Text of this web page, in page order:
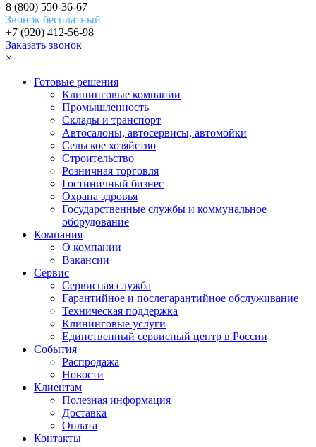
8 (800) 550-36-67
Звонок бесплатный
+7 (920) 412-56-98
Заказать звонок
×
Готовые решения
Клининговые компании
Промышленность
Склады и транспорт
Автосалоны, автосервисы, автомойки
Сельское хозяйство
Строительство
Розничная торговля
Гостиничный бизнес
Охрана здровья
Государственные службы и коммунальное
оборудование
Компания
О компании
Вакансии
Сервис
Сервисная служба
Гарантийное и послегарантийное обслуживание
Техническая поддержка
Клининговые услуги
Единственный сервисный центр в России
События
Распродажа
Новости
Клиентам
Полезная информация
Доставка
Оплата
Контакты